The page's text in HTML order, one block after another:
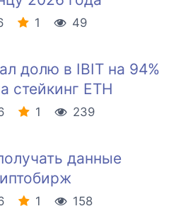
1
49
долю в IBIT на 94%
стейкинг ETH
1
239
данные
1
158